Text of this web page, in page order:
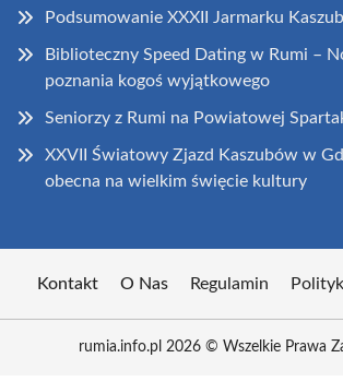
Podsumowanie XXXII Jarmarku
Biblioteczny Speed Dating w Rumi –
poznania kogoś wyjątkowego
Seniorzy z Rumi na Powiatowej
XXVII Światowy Zjazd Kaszubów w
obecna na wielkim święcie kultury
Kontakt O Nas Regulamin
rumia.info.pl 2026 © Wszelkie Prawa